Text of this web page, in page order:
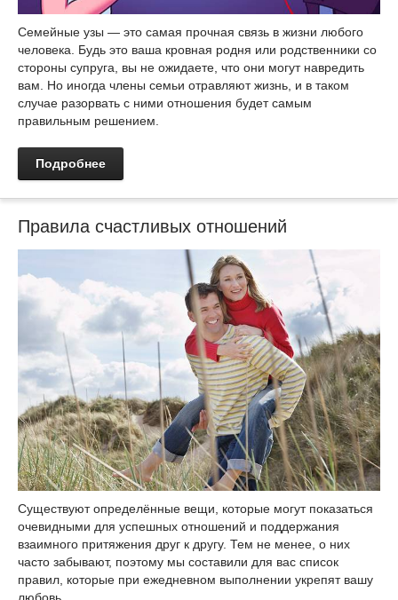
Семейные узы — это самая прочная связь в жизни любого
человека. Будь это ваша кровная родня или родственники со
стороны супруга, вы не ожидаете, что они могут навредить
вам. Но иногда члены семьи отравляют жизнь, и в таком
случае разорвать с ними отношения будет самым
правильным решением.
Подробнее
Правила счастливых отношений
Существуют определённые вещи, которые могут показаться
очевидными для успешных отношений и поддержания
взаимного притяжения друг к другу. Тем не менее, о них
часто забывают, поэтому мы составили для вас список
правил, которые при ежедневном выполнении укрепят вашу
любовь.